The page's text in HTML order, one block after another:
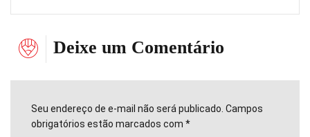
Deixe um Comentário
Seu endereço de e-mail não será publicado. Campos
obrigatórios estão marcados com *